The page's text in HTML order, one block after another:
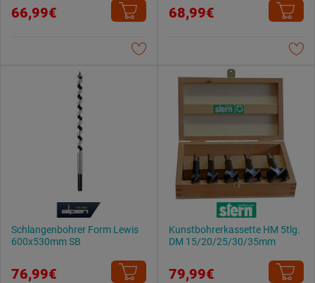
66,99€ 68,99€
Schlangenbohrer Form Lewis
600x530mm SB
76,99€
Kunstbohrerkassette HM 5tlg.
DM 15/20/25/30/35mm
79,99€
Weitere Informationen findest du in unserer
Datenschutzerklärung.